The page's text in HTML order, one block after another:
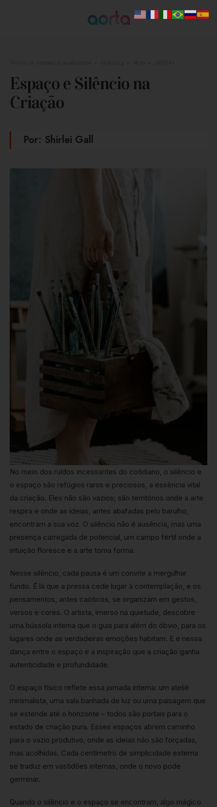
Espaço e Silêncio na
Criação
Por: Shirlei Gall
No meio dos ruídos incessantes do cotidiano, o silêncio e
o espaço são refúgios raros e preciosos, a essência vital
da criação. Eles não são vazios; são territórios onde a arte
respira e onde as ideias, antes abafadas pelo barulho,
encontram a sua voz. O silêncio não é ausência, mas uma
presença carregada de potencial, um campo fértil onde a
intuição floresce e a arte toma forma.
Nesse silêncio, cada pausa é um convite a mergulhar
fundo. É lá que a pressa cede lugar à contemplação, e os
pensamentos, antes caóticos, se organizam em gestos,
versos e cores. O artista, imerso na quietude, descobre
uma bússola interna que o guia para além do óbvio, para os
lugares onde as verdadeiras emoções habitam. E é nessa
dança entre o espaço e a inspiração que a criação ganha
autenticidade e profundidade.
O espaço físico reflete essa jornada interna: um ateliê
minimalista, uma sala banhada de luz ou uma paisagem que
se estende até o horizonte – todos são portais para o
estado de criação pura. Esses espaços abrem caminho
para o vazio produtivo, onde as ideias não são forçadas,
mas acolhidas. Cada centímetro de simplicidade externa
se traduz em vastidões internas, onde o novo pode
germinar.
Quando o silêncio e o espaço se encontram, algo mágico